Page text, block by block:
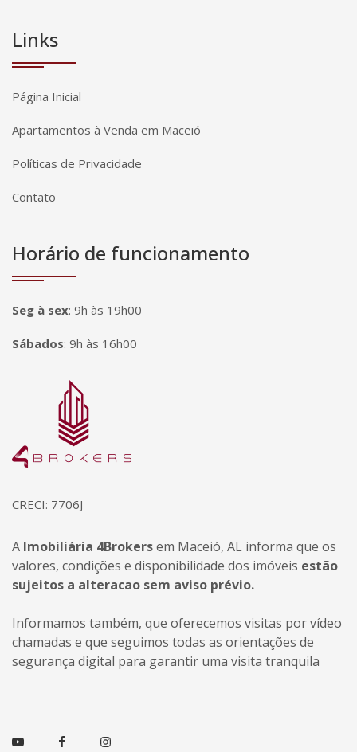
Links
Página Inicial
Apartamentos à Venda em Maceió
Políticas de Privacidade
Contato
Horário de funcionamento
Seg à sex: 9h às 19h00
Sábados: 9h às 16h00
Página inicial
CRECI: 7706J
A Imobiliária 4Brokersem Maceió, AL informa que os
valores, condições e disponibilidade dos imóveis estão
sujeitos a alteracao sem aviso prévio.
Informamos também, que oferecemos visitas por vídeo
chamadas e que seguimos todas as orientações de
segurança digital para garantir uma visita tranquila
Youtube FacebookInstagram